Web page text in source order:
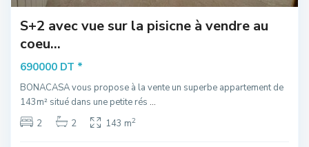
S+2 avec vue sur la pisicne à vendre au
coeu...
690000 DT *
BONACASA vous propose à la vente un superbe appartement de
143m² situé dans une petite rés ...
2
2 143 m2